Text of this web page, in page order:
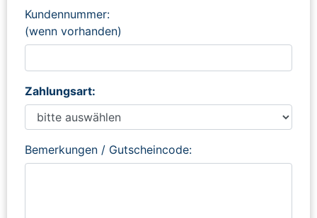
Kundennummer:
(wenn vorhanden)
Zahlungsart:
Bemerkungen / Gutscheincode: